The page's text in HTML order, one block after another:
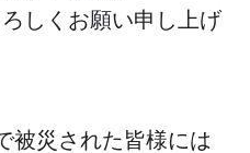
しくお願い申し上げ
被災された皆様には